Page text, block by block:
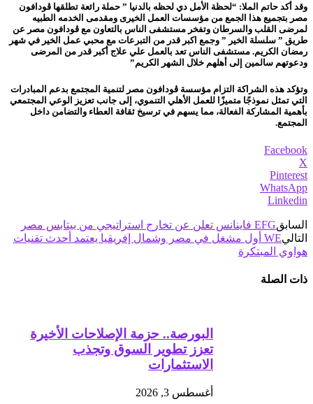
وقد أكد حاتم الملا: “لحظة الأمل دي لحظه بالدنيا ” حملة رائعة تطلقها ڤودافون
مصر بتجميع هذا الجمع من مؤسسات العمل الخيرى ومقدمى الخدمه الطبيه
لمرضى القلب والسرطان وتفخر مستشفى الناس بالتعاون مع ڤودافون مصر عن
طريق ” سلسلة الخير ” وجمع اكبر قدر من التبرعات مع محبي عمل الخير في شهر
رمضان الكريم. مستشفى الناس تعد بالعمل علي علاج أكبر قدر من المرضى
ودعوتهم سالمين إلى أهلهم خلال الشهر الكريم”
وتؤكد هذه الشراكة التزام مؤسسة ڤودافون مصر لتنمية المجتمع بدعم المبادرات
التي تمثل نموذجًا متميزًا للعمل الأهلي التنموي، إلى جانب تعزيز الوعي المجتمعي
بأهمية المشاركة الفعالة، مما يسهم في ترسيخ ثقافة العطاء والتضامن داخل
المجتمع.
Facebook
X
Pinterest
WhatsApp
Linkedin
السابقEFG فاينانس تعلن عن تخارج استراتيجي من بيتابس مصر
التالي
WE أول مشغل في مصر وشمال إفريقيا يعتمد أحدث تقنيات
هواوي المبتكرة
ذات الصلة
البورصة.. حزمة الإصلاحات الأخيرة
تعزز تطوير السوق وتجذب
الاستثمارات
أغسطس 3, 2026